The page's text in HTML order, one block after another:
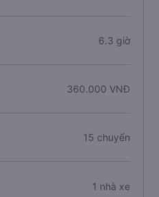
6.3 giờ
360.000 VNĐ
15 chuyến
1 nhà xe